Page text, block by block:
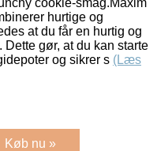
hurtige og
at du får en hurtig og
gør, at du kan starte
og sikrer s (Læs
Køb nu »